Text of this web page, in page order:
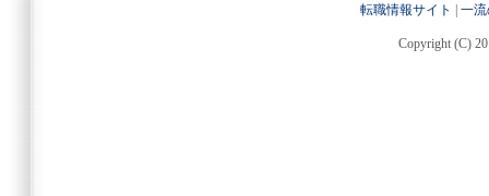
転職情報サイト 一
Copyright (C)